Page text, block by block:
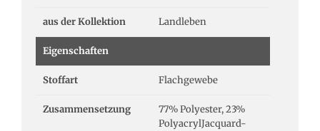
aus der Kollektion Landleben
Eigenschaften
Stoffart Flachgewebe
Zusammensetzung
77% Polyester, 23%
PolyacrylJacquard-